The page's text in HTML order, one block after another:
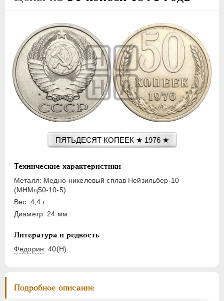
ПЯТЬДЕСЯТ КОПЕЕК ★ 1976 ★
Технические характеристики
Металл: Медно-никелевый сплав Нейзильбер-10
(МНМц50-10-5)
Вес: 4,4 г.
Диаметр: 24 мм
Литература и редкость
Федорин: 40(Н)
Подробное описание
5 КОПЕЕК
10 КОПЕЕК
15 КОПЕЕК
20 КОПЕЕК
50 КОПЕЕК
ПОЛТИННИК
1 РУБЛЬ
10 РУБЛЕЙ
ЧЕРВОНЕЦ